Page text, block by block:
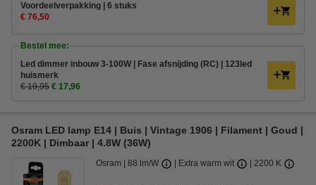
Voordeelverpakking | 6 stuks
€ 76,50
Bestel mee:
Led dimmer inbouw 3-100W | Fase afsnijding (RC) | 123led
huismerk
€ 19,95 € 17,96
Osram LED lamp E14 | Buis | Vintage 1906 | Filament | Goud |
2200K | Dimbaar | 4.8W (36W)
Osram 88 lm/W Extra warm wit 2200 K